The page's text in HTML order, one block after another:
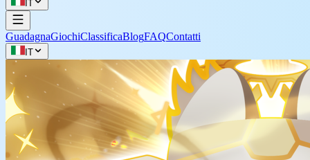
IT
GuadagnaGiochiClassificaBlogFAQContatti
IT